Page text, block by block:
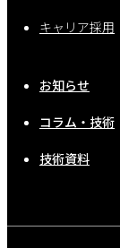
キャリア採用
お知らせ
コラム・技術
技術資料